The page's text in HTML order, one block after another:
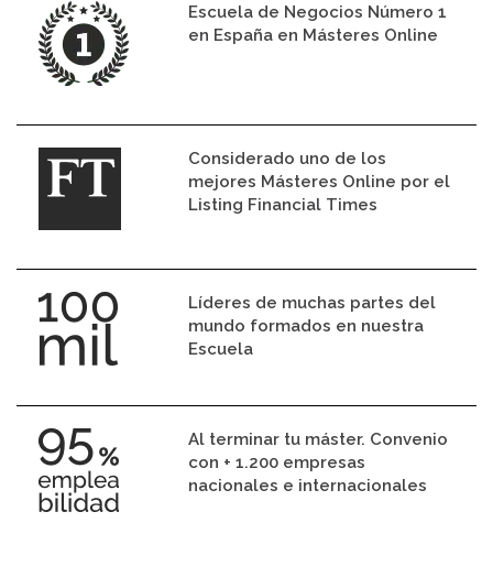
Escuela de Negocios Número 1
en España en Másteres Online
Considerado uno de los
mejores Másteres Online por el
Listing Financial Times
Líderes de muchas partes del
mundo formados en nuestra
Escuela
Al terminar tu máster. Convenio
con + 1.200 empresas
nacionales e internacionales